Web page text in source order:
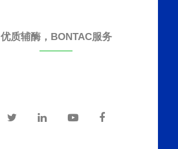
优质辅酶，BONTAC服务